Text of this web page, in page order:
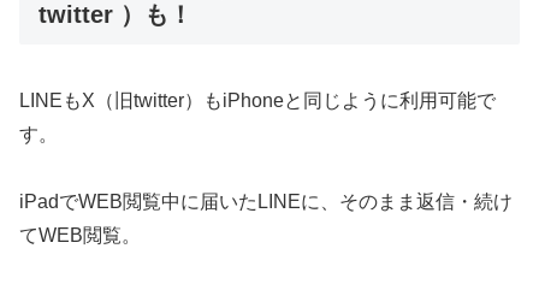
twitter ）も！
LINEもX（旧twitter）もiPhoneと同じように利用可能で
す。
iPadでWEB閲覧中に届いたLINEに、そのまま返信・続け
てWEB閲覧。